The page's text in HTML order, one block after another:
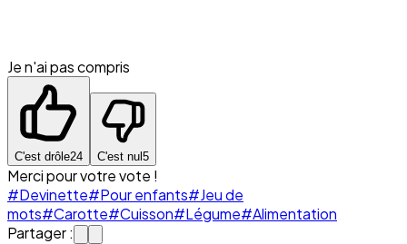
Je n'ai pas compris
C'est drôle24 C'est nul 5
Merci pour votre vote !
#Devinette#Pour enfants#Jeu de
mots#Carotte#Cuisson#Légume#Alimentation
Partager :